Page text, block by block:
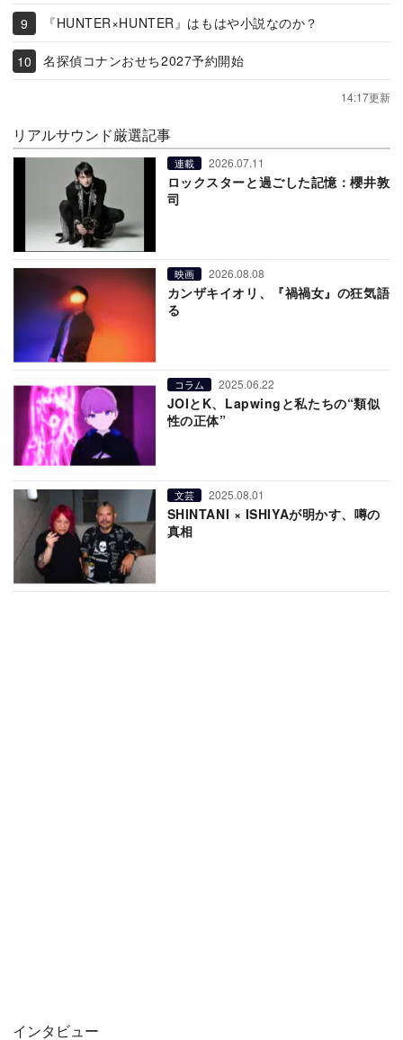
『HUNTER×HUNTER』はもはや小説なのか？
名探偵コナンおせち2027予約開始
14:17更新
リアルサウンド厳選記事
連載 2026.07.11
ロックスターと過ごした記憶：櫻井敦
司
映画 2026.08.08
カンザキイオリ、『禍禍女』の狂気語
る
コラム 2025.06.22
JOIとK、Lapwingと私たちの“類似
性の正体”
文芸 2025.08.01
SHINTANI × ISHIYAが明かす、噂の
真相
インタビュー